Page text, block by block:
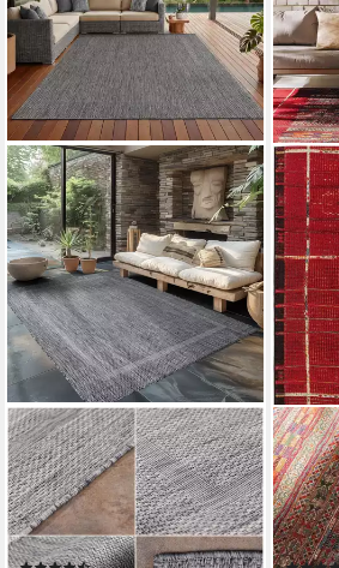
CARPETTEX
Outdoorteppich Unicolor -
Einfarbig, Läufer, Höhe: 5 mm,
Teppich Wetterfest Balkon
Küchenteppich Flachgewebe
für